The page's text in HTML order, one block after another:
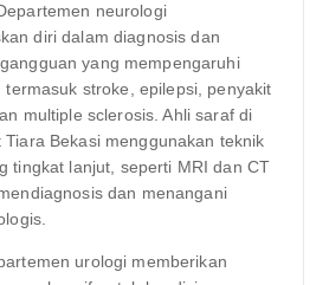
neurologi
diri dalam diagnosis dan
yang mempengaruhi
termasuk stroke, epilepsi, penyakit
multiple sclerosis. Ahli saraf di
Tiara Bekasi menggunakan teknik
tingkat lanjut, seperti MRI dan CT
dan menangani
urologi memberikan